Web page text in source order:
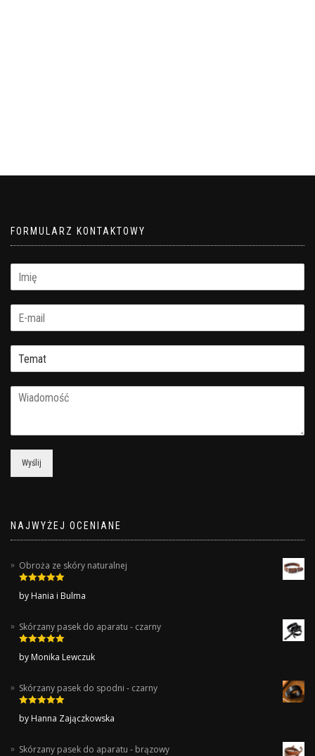
FORMULARZ KONTAKTOWY
Wyślij
NAJWYŻEJ OCENIANE
Obroża ze skóry naturalnej
of 5
by Hania i Bulma
Skórzany pasek do aparatu - czarny
of 5
by Monika Lewczuk
Skórzany pasek do spodni - czarny
of 5
by Hanna Zajączkowska
Skórzany pasek do aparatu - brązowy